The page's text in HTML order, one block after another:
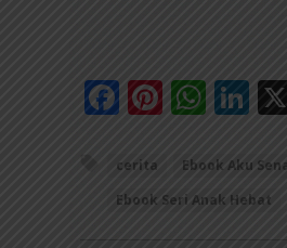
Facebook
Pinterest
cerita
Ebook Aku
Ebook Seri Anak Hebat